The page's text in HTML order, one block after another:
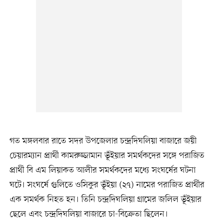
গত মঙ্গলবার রাতে সদর উপজেলার চন্দ্রদিঘলিয়া বাজারে জয়ী
চেয়ারম্যান প্রার্থী কামরুজ্জামান ভূঁইয়ার সমর্থকদের সঙ্গে পরাজিত
প্রার্থী বি এম লিয়াকত আলীর সমর্থকদের মধ্যে সংঘর্ষের ঘটনা
ঘটে। সংঘর্ষে গুলিতে ওসিকুর ভূঁইয়া (২৭) নামের পরাজিত প্রার্থীর
এক সমর্থক নিহত হন। তিনি চন্দ্রদিঘলিয়া গ্রামের জলিল ভূঁইয়ার
ছেলে এবং চন্দ্রদিঘলিয়া বাজারে চা-বিক্রেতা ছিলেন।